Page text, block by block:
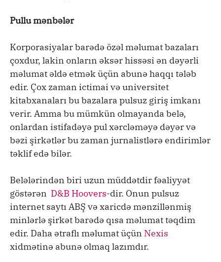
Pullu mənbələr
Korporasiyalar barədə özəl məlumat bazaları
çoxdur, lakin onların əksər hissəsi ən dəyərli
məlumat əldə etmək üçün abunə haqqı tələb
edir. Çox zaman ictimai və universitet
kitabxanaları bu bazalara pulsuz giriş imkanı
verir. Amma bu mümkün olmayanda belə,
onlardan istifadəyə pul xərcləməyə dəyər və
bəzi şirkətlər bu zaman jurnalistlərə endirimlər
təklif edə bilər.
Belələrindən biri uzun müddətdir fəaliyyət
göstərən D&B Hoovers-dir. Onun pulsuz
internet saytı ABŞ və xaricdə mənzillənmiş
minlərlə şirkət barədə qısa məlumat təqdim
edir. Daha ətraflı məlumat üçün Nexis
xidmətinə abunə olmaq lazımdır.